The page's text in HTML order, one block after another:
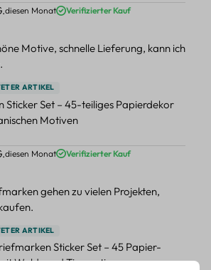
von 5 von 5 Sternen
diesen Monat Verifizierter Kauf
Motive, schnelle Lieferung, kann ich
ARTIKEL
Sticker Set – 45-teiliges Papierdekor
Motiven
von 5 von 5 Sternen
diesen Monat Verifizierter Kauf
gehen zu vielen Projekten,
ARTIKEL
Sticker Set – 45 Papier-
Wald- und Tiermotiven